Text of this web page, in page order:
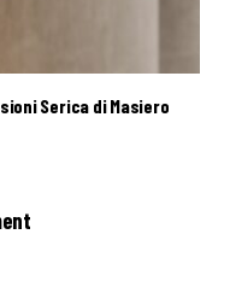
Serica di Masiero